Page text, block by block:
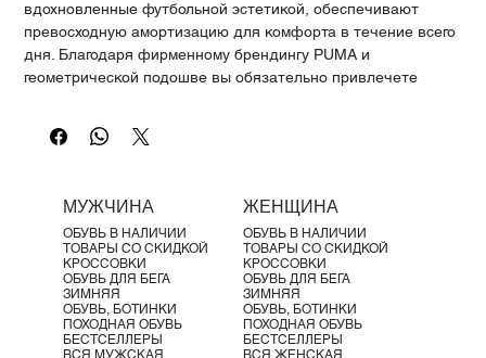
вдохновленные футбольной эстетикой, обеспечивают
превосходную амортизацию для комфорта в течение всего
дня. Благодаря фирменному брендингу PUMA и
геометрической подошве вы обязательно привлечете
ОСОБЕННОСТИ И ПРЕИМУЩЕСТВА
SOFTFOAM+: стелька для максимального комфорта с
мягкой амортизацией и утолщенной пяткой
ДЕТАЛИ
Стандартная посадка
Синтетический верх
Текстильная подкладка из сетки
Шнуровка
МУЖЧИНА
ОБУВЬ В НАЛИЧИИ
ТОВАРЫ СО СКИДКОЙ
КРОССОВКИ
ОБУВЬ ДЛЯ БЕГА
ЗИМНЯЯ
ОБУВЬ, БОТИНКИ
ПОХОДНАЯ ОБУВЬ
БЕСТСЕЛЛЕРЫ
ВСЯ МУЖСКАЯ
ЖЕНЩИНА
ОБУВЬ В НАЛИЧИИ
ТОВАРЫ СО СКИДКОЙ
КРОССОВКИ
ОБУВЬ ДЛЯ БЕГА
ЗИМНЯЯ
ОБУВЬ, БОТИНКИ
ПОХОДНАЯ ОБУВЬ
БЕСТСЕЛЛЕРЫ
ВСЯ ЖЕНСКАЯ